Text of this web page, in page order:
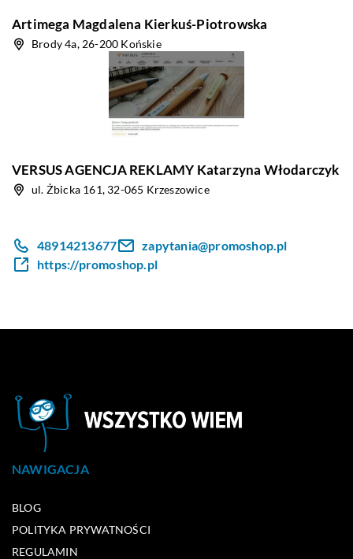
Artimega Magdalena Kierkuś-Piotrowska
Brody 4a, 26-200 Końskie
VERSUS AGENCJA REKLAMY Katarzyna Włodarczyk
ul. Żbicka 161, 32-065 Krzeszowice
48914213677
zapytania@promoshop.pl
https://promoshop.pl
NAWIGACJA
BLOG
POLITYKA PRYWATNOŚCI
REGULAMIN